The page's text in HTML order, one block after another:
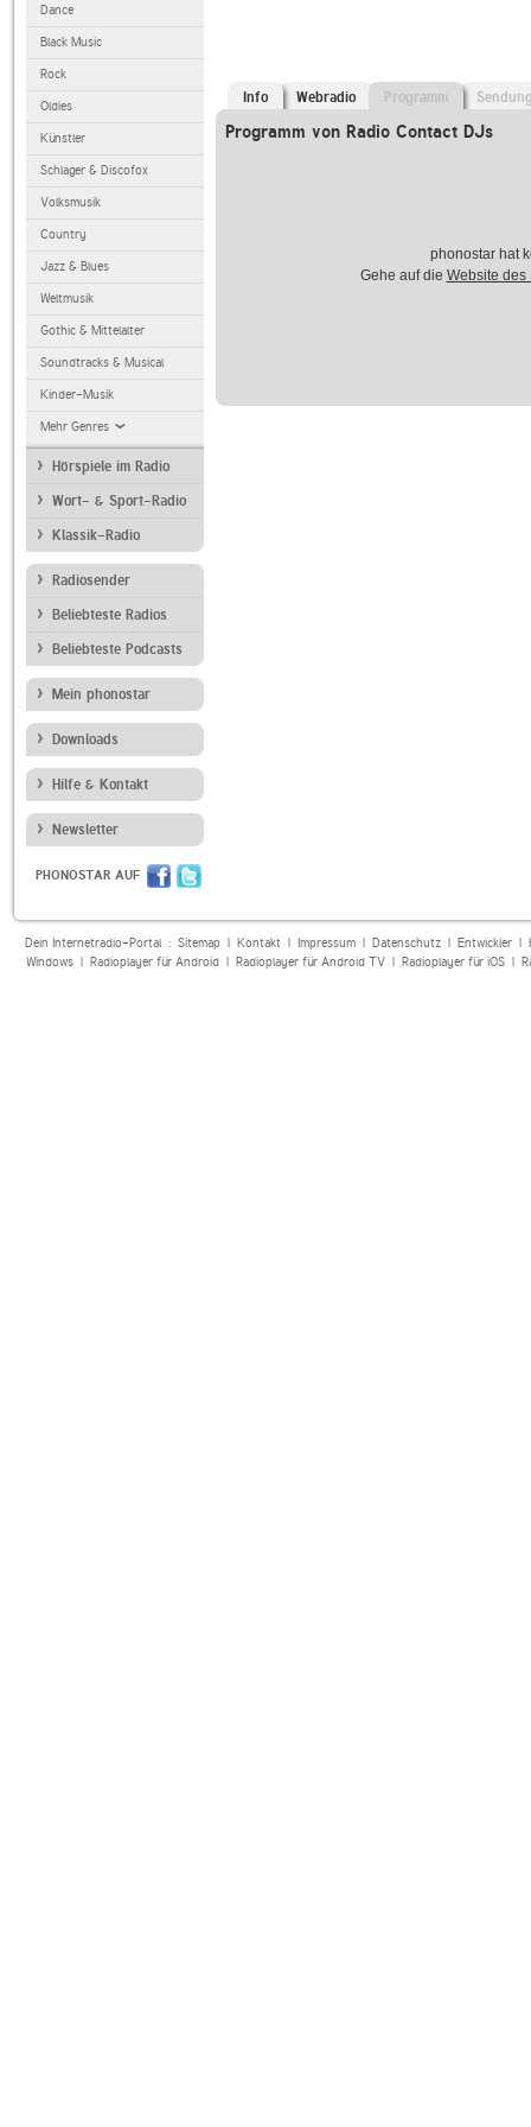
Dance
Black Music
Rock
Oldies
Künstler
Schlager & Discofox
Volksmusik
Country
Jazz & Blues
Weltmusik
Gothic & Mittelalter
Soundtracks & Musical
Kinder-Musik
Mehr Genres
Hörspiele im Radio
Wort- & Sport-Radio
Klassik-Radio
Radiosender
Beliebteste Radios
Beliebteste Podcasts
Mein phonostar
Downloads
Hilfe & Kontakt
Newsletter
PHONOSTAR AUF
Info Webradio Programm
Programm von Radio Contact DJs
phonostar hat
Gehe auf die Website des
Dein Internetradio-Portal : Sitemap| Kontakt| Impressum| Datenschutz| Entwickler|
Windows| Radioplayer für Android| Radioplayer für Android TV| Radioplayer für iOS|